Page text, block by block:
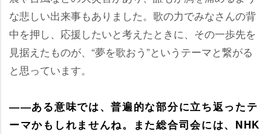
な悲しい出来事もありました。歌の力でみなさんの背
中を押し、応援したいと考えたときに、その一歩先を
見据えたものが、“夢を歌おう”というテーマと繋がる
と思っています。
――ある意味では、普遍的な部分に立ち返ったテ
ーマかもしれませんね。また総合司会には、NHK